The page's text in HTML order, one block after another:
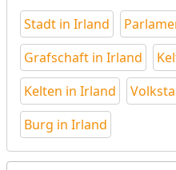
Stadt in Irland
Grafschaft in Irland
Kelten in Irland
Burg in Irland